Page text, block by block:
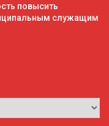
повысить
служащим